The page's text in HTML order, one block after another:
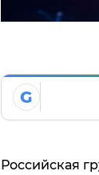
G
Российская